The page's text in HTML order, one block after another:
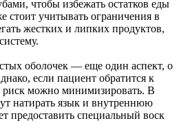
чтобы избежать остатков еды
стоит учитывать ограничения в
жестких и липких продуктов,
оболочек — еще один аспект, о
если пациент обратится к
риск можно минимизировать. В
натирать язык и внутреннюю
предоставить специальный воск